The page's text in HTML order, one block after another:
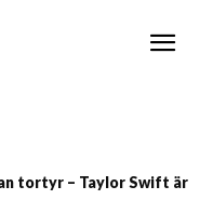
tortyr – Taylor Swift är